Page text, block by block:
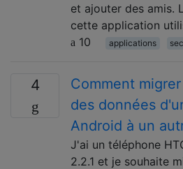
et ajouter des amis.
cette application
10
applications
4
Comment
des données
Android à un
J'ai un téléphone
2.2.1 et je souhaite